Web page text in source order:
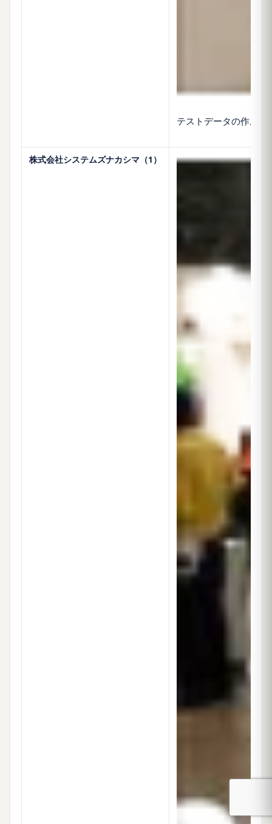
テストデータの作成
株式会社システムズナカシマ（1）